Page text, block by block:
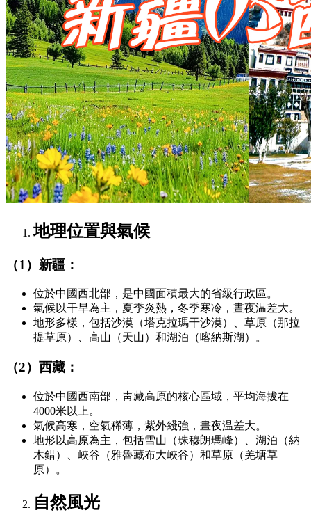
地理位置與氣候
（1）新疆：
位於中國西北部，是中國面積最大的省級行政區。
氣候以干旱為主，夏季炎熱，冬季寒冷，晝夜温差大。
地形多樣，包括沙漠（塔克拉瑪干沙漠）、草原（那拉
提草原）、高山（天山）和湖泊（喀納斯湖）。
（2）西藏：
位於中國西南部，靑藏高原的核心區域，平均海拔在
4000米以上。
氣候高寒，空氣稀薄，紫外綫強，晝夜温差大。
地形以高原為主，包括雪山（珠穆朗瑪峰）、湖泊（納
木錯）、峽谷（雅魯藏布大峽谷）和草原（羌塘草
原）。
自然風光